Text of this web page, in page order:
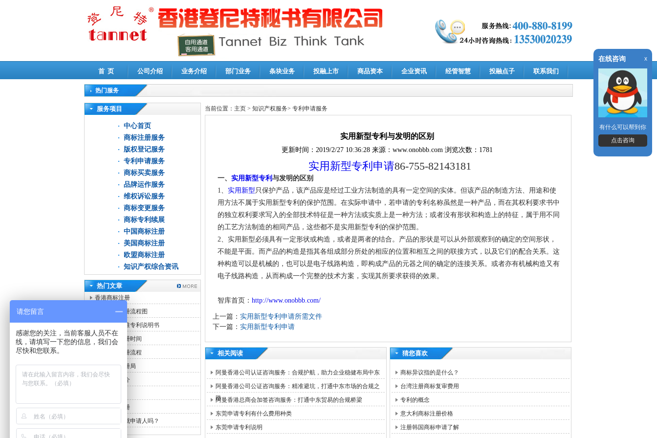
首 页 公司介绍 业务介绍 部门业务 条块业务 投融上市 商品资本 企业资讯 经管智慧 投融点子 联系我们
热门服务
高新技术企业认定审计|企业所得税汇算清缴申报鉴证
服务项目
中心首页
商标注册服务
版权登记服务
专利申请服务
商标买卖服务
品牌运作服务
维权诉讼服务
商标变更服务
商标专利续展
中国商标注册
美国商标注册
欧盟商标注册
知识产权综合资讯
热门文章
香港商标注册
中国商标注册流程图
申请香港标准专利说明书
中国商标注册时间
香港商标注册流程
香港商标注册局
中国专利简介
香港商标注册
专利发明人就申请人吗？
当前位置： 主页 > 知识产权服务> 专利申请服务
实用新型专利与发明的区别
更新时间： 2019/2/27 10:36:28来源： www.onobbb.com浏览次数：1781
实用新型专利申请86-755-82143181
一、 实用新型专利 与发明的区别
1、 实用新型只保护产品，该产品应是经过工业方法制造的具有一定空间的实体。但该产品的制造方法、用途和使
用方法不属于实用新型专利的保护范围。在实际申请中，若申请的专利名称虽然是一种产品，而在其权利要求书中
的独立权利要求写入的全部技术特征是一种方法或实质上是一种方法；或者没有形状和构造上的特征，属于用不同
的工艺方法制造的相同产品，这些都不是实用新型专利的保护范围。
2、实用新型必须具有一定形状或构造，或者是两者的结合。产品的形状是可以从外部观察到的确定的空间形状，
不能是平面。而产品的构造是指其各组成部分所处的相应的位置和相互之间的联接方式，以及它们的配合关系。这
种构造可以是机械的，也可以是电子线路构造，即构成产品的元器之间的确定的连接关系。或者亦有机械构造又有
电子线路构造，从而构成一个完整的技术方案，实现其所要求获得的效果。
智库首页： http://www.onobbb.com/
上一篇： 实用新型专利申请所需文件
下一篇： 实用新型专利申请
相关阅读
阿曼香港公司认证咨询服务：合规护航，助力企业稳健布局中东
阿曼香港公司公证咨询服务：精准避坑，打通中东市场的合规之
路
阿曼香港总商会加签咨询服务：打通中东贸易的合规桥梁
东莞申请专利有什么费用种类
东莞申请专利说明
猜您喜欢
商标异议指的是什么？
台湾注册商标复审费用
专利的概念
意大利商标注册价格
注册韩国商标申请了解
在线咨询 x
有什么可以帮到你
点击咨询
请您留言
感谢您的关注，当前客服人员不在
线，请填写一下您的信息，我们会
尽快和您联系。